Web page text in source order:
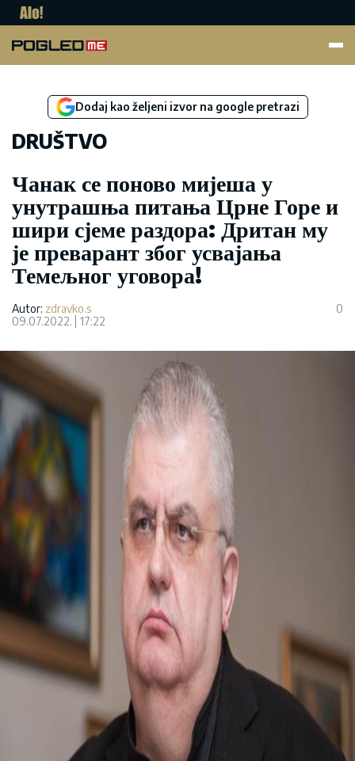
Dodaj kao željeni izvor na google pretrazi
DRUŠTVO
Чанак се поново мијеша у
унутрашња питања Црне Горе и
шири сјеме раздора: Дритан му
је преварант због усвајања
Темељног уговора!
Autor: zdravko.s
09.07.2022.
17:22
0